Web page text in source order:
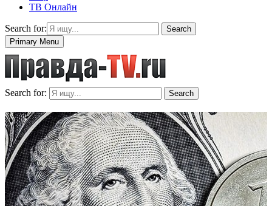
ТВ Онлайн
Search for:
Search
Primary Menu
Search for: Search